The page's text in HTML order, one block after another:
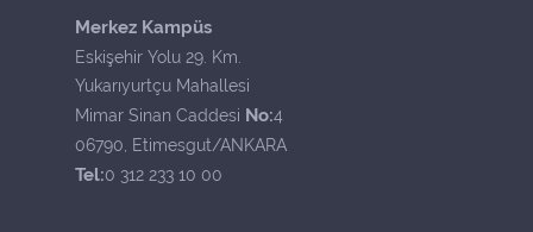
Merkez Kampüs
Eskişehir Yolu 29. Km.
Yukarıyurtçu Mahallesi
Mimar Sinan Caddesi No:4
06790, Etimesgut/ANKARA
Tel:0 312 233 10 00